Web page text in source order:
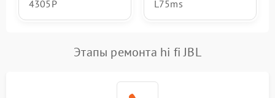
4305P
L75ms
Этапы ремонта hi fi JBL